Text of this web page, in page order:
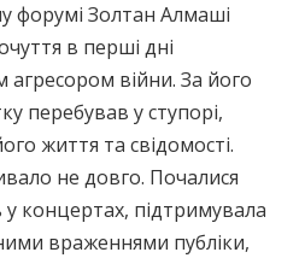
форумі Золтан Алмаші
в перші дні
агресором війни. За його
перебував у ступорі,
життя та свідомості.
не довго. Почалися
концертах, підтримувала
враженнями публіки,